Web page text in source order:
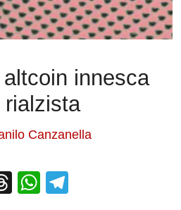
innesca
rialzista
Canzanella
T
W